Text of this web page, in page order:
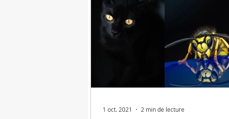
Pourquoi pourquoi?
Coutumes et
1 oct. 2021 2 min de lecture